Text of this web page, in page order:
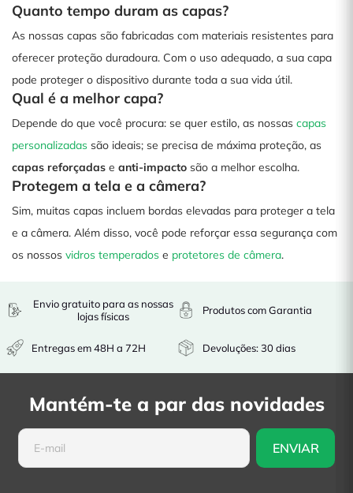
Quanto tempo duram as capas?
As nossas capas são fabricadas com materiais resistentes para
oferecer proteção duradoura. Com o uso adequado, a sua capa
pode proteger o dispositivo durante toda a sua vida útil.
Qual é a melhor capa?
Depende do que você procura: se quer estilo, as nossas capas
personalizadas são ideais; se precisa de máxima proteção, as
capas reforçadas e anti-impacto são a melhor escolha.
Protegem a tela e a câmera?
Sim, muitas capas incluem bordas elevadas para proteger a tela
e a câmera. Além disso, você pode reforçar essa segurança com
os nossos vidros temperados e protetores de câmera.
Envio gratuito para as nossas
lojas físicas
Entregas em 48H a 72H
Produtos com Garantia
Devoluções: 30 dias
Mantém-te a par das novidades